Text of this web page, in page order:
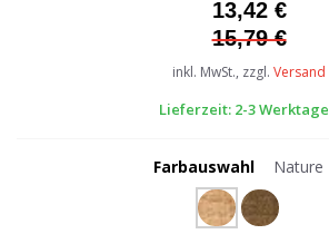
13,42 €
15,79 €
inkl. MwSt., zzgl. Versand
Lieferzeit: 2-3 Werktage
Farbauswahl Nature